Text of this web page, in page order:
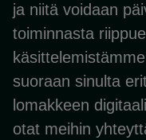
ja niitä voidaan
toiminnasta
suoraan sinulta
lomakkeen
otat meihin